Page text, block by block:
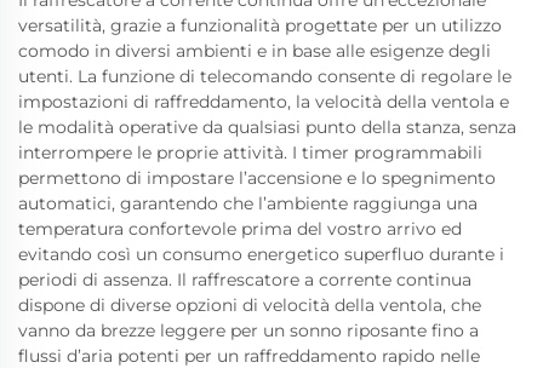
versatilità, grazie a funzionalità progettate per un utilizzo
comodo in diversi ambienti e in base alle esigenze degli
utenti. La funzione di telecomando consente di regolare le
impostazioni di raffreddamento, la velocità della ventola e
le modalità operative da qualsiasi punto della stanza, senza
interrompere le proprie attività. I timer programmabili
permettono di impostare l’accensione e lo spegnimento
automatici, garantendo che l’ambiente raggiunga una
temperatura confortevole prima del vostro arrivo ed
evitando così un consumo energetico superfluo durante i
periodi di assenza. Il raffrescatore a corrente continua
dispone di diverse opzioni di velocità della ventola, che
vanno da brezze leggere per un sonno riposante fino a
flussi d’aria potenti per un raffreddamento rapido nelle